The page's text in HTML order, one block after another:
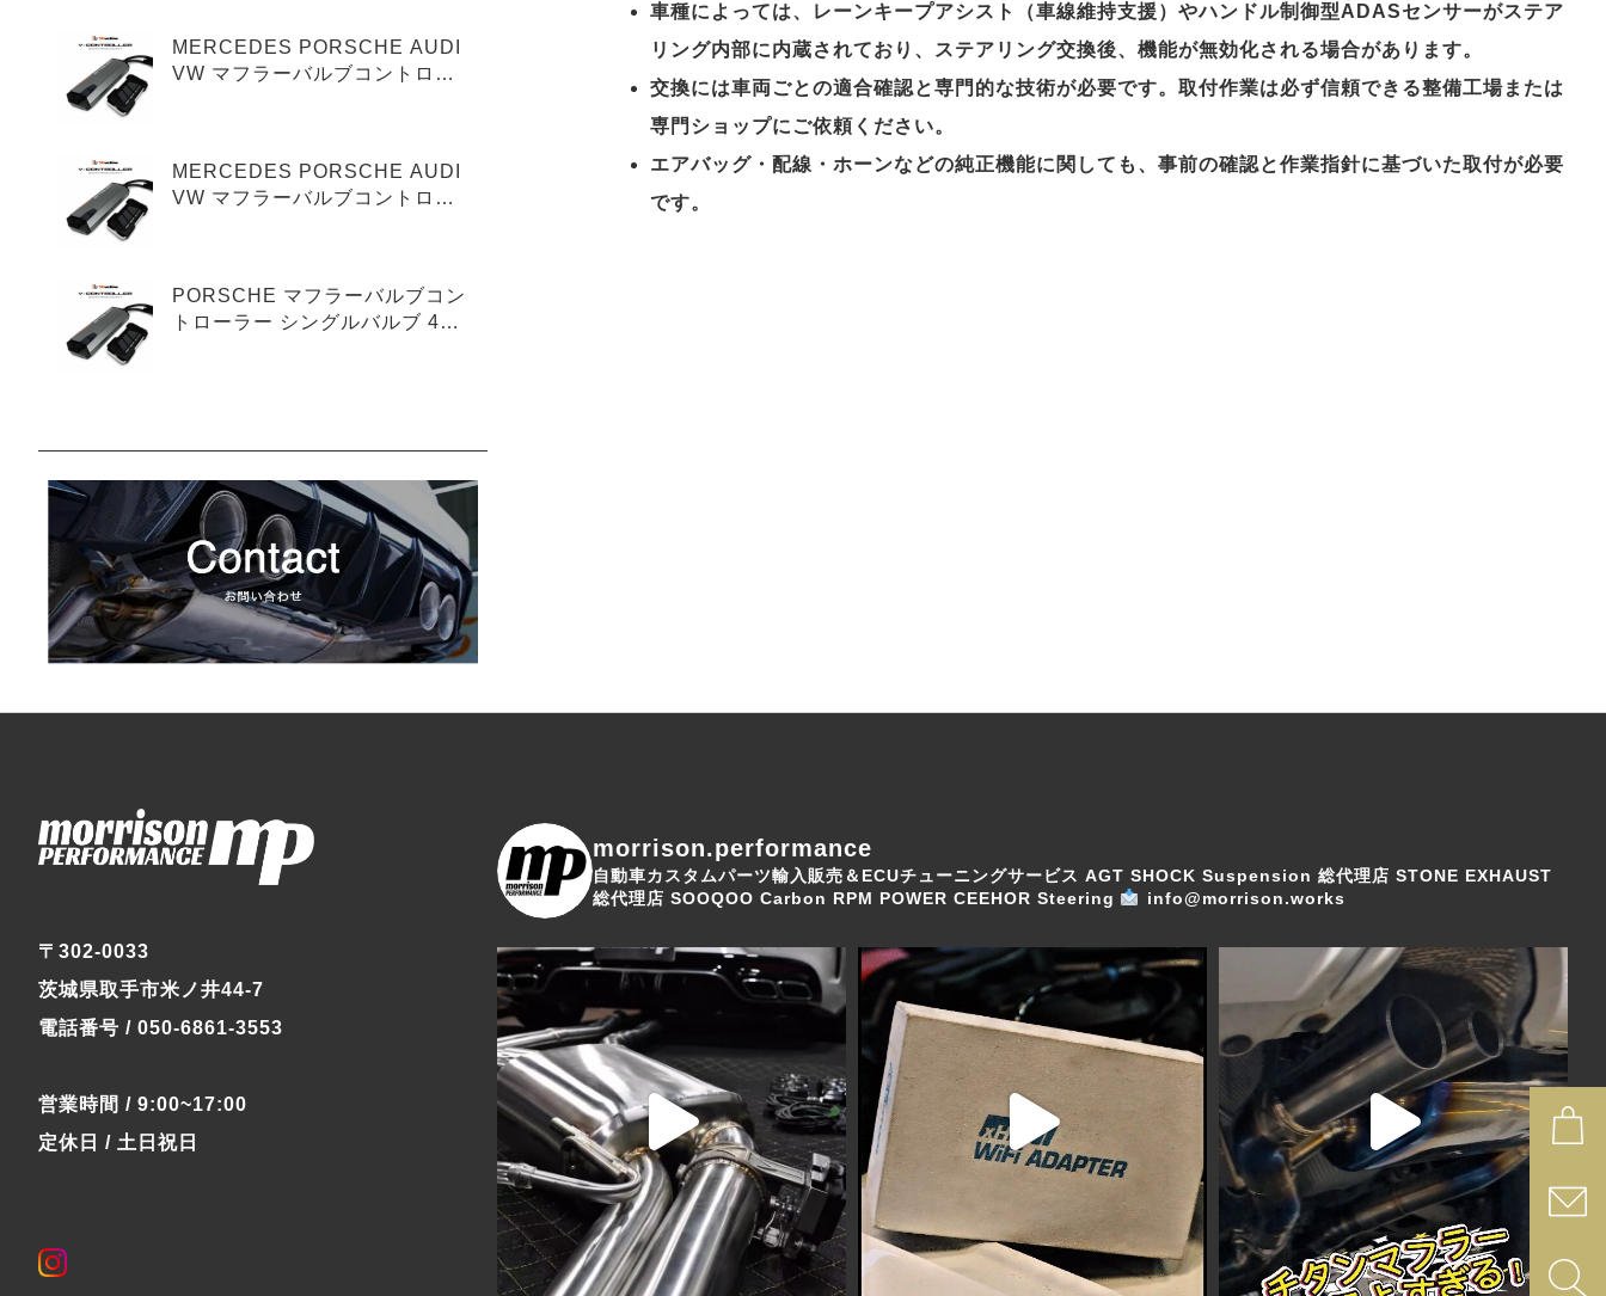
車種によっては、レーンキープアシスト（車線維持支援）やハンドル制御型ADASセンサーがステア
リング内部に内蔵されており、ステアリング交換後、機能が無効化される場合があります。
交換には車両ごとの適合確認と専門的な技術が必要です。取付作業は必ず信頼できる整備工場または
専門ショップにご依頼ください。
エアバッグ・配線・ホーンなどの純正機能に関しても、事前の確認と作業指針に基づいた取付が必要
です。
MERCEDES PORSCHE AUDI
VW マフラーバルブコントロー
MERCEDES PORSCHE AUDI
VW マフラーバルブコントロー
PORSCHE マフラーバルブコン
トローラー シングルバルブ 4ピ
〒302-0033
茨城県取手市米ノ井44-7
電話番号 / 050-6861-3553
営業時間 / 9:00~17:00
定休日 / 土日祝日
morrison.performance
自動車カスタムパーツ輸入販売＆ECUチューニングサービス AGT SHOCK Suspension 総代理店 STONE EXHAUST
総代理店 SOOQOO Carbon RPM POWER CEEHOR Steering info@morrison.works